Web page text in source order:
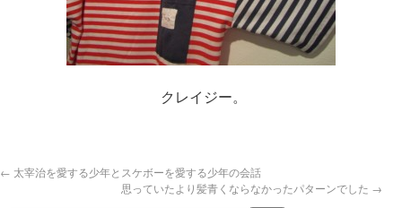
クレイジー。
← 太宰治を愛する少年とスケボーを愛する少年の会話
思っていたより髪青くならなかったパターンでした →